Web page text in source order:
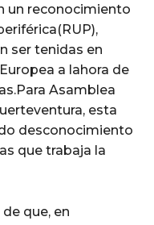
un reconocimiento
ser tenidas en
a lahora de
Asamblea
esta
desconocimiento
que trabaja la
que, en